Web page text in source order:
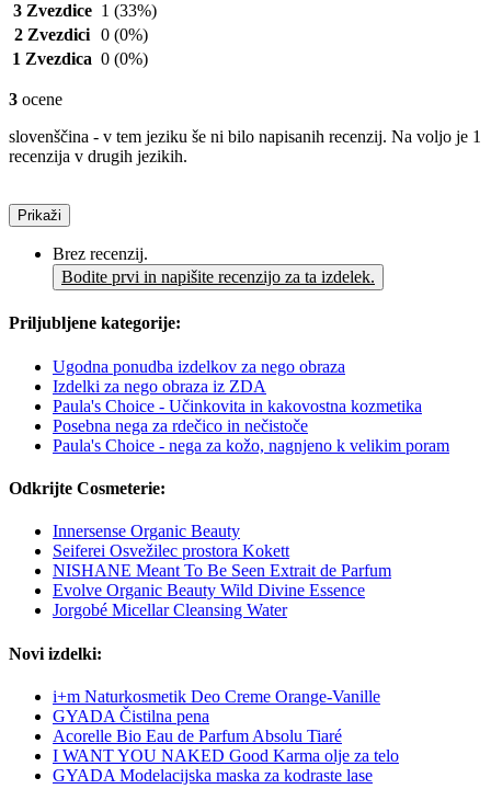
3 Zvezdice 1 (33%)
2 Zvezdici 0 (0%)
1 Zvezdica 0 (0%)
3 ocene
slovenščina - v tem jeziku še ni bilo napisanih recenzij. Na voljo je 1
recenzija v drugih jezikih.
Prikaži
Brez recenzij.
Bodite prvi in napišite recenzijo za ta izdelek.
Priljubljene kategorije:
Ugodna ponudba izdelkov za nego obraza
Izdelki za nego obraza iz ZDA
Paula's Choice - Učinkovita in kakovostna kozmetika
Posebna nega za rdečico in nečistoče
Paula's Choice - nega za kožo, nagnjeno k velikim poram
Odkrijte Cosmeterie:
Innersense Organic Beauty
Seiferei Osvežilec prostora Kokett
NISHANE Meant To Be Seen Extrait de Parfum
Evolve Organic Beauty Wild Divine Essence
Jorgobé Micellar Cleansing Water
Novi izdelki:
i+m Naturkosmetik Deo Creme Orange-Vanille
GYADA Čistilna pena
Acorelle Bio Eau de Parfum Absolu Tiaré
I WANT YOU NAKED Good Karma olje za telo
GYADA Modelacijska maska za kodraste lase